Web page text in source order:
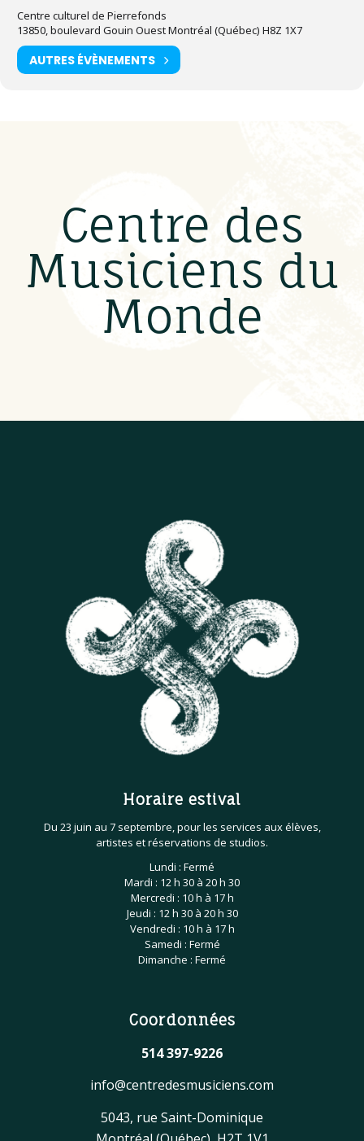
Centre culturel de Pierrefonds
13850, boulevard Gouin Ouest Montréal (Québec) H8Z 1X7
AUTRES ÉVÈNEMENTS
Centre des
Musiciens du
Monde
Horaire estival
Du 23 juin au 7 septembre, pour les services aux élèves,
artistes et réservations de studios.
Lundi : Fermé
Mardi : 12 h 30 à 20 h 30
Mercredi : 10 h à 17 h
Jeudi : 12 h 30 à 20 h 30
Vendredi : 10 h à 17 h
Samedi : Fermé
Dimanche : Fermé
Coordonnées
514 397-9226
info@centredesmusiciens.com
5043, rue Saint-Dominique